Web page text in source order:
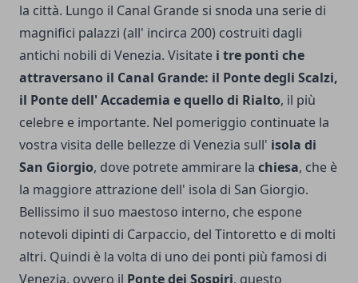
la città. Lungo il Canal Grande si snoda una serie di
magnifici palazzi (all' incirca 200) costruiti dagli
antichi nobili di Venezia. Visitate i tre ponti che
attraversano il Canal Grande: il Ponte degli Scalzi,
il Ponte dell' Accademia e quello di Rialto, il più
celebre e importante. Nel pomeriggio continuate la
vostra visita delle bellezze di Venezia sull' isola di
San Giorgio, dove potrete ammirare la chiesa, che è
la maggiore attrazione dell' isola di San Giorgio.
Bellissimo il suo maestoso interno, che espone
notevoli dipinti di Carpaccio, del Tintoretto e di molti
altri. Quindi è la volta di uno dei ponti più famosi di
Venezia, ovvero il Ponte dei Sospiri, questo